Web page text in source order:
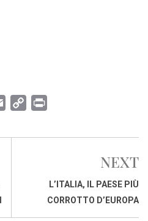
a
p
i
NEXT
L’ITALIA, IL PAESE PIÙ
CORROTTO D’EUROPA